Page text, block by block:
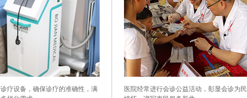
疗设备，确保诊疗的准确性，满
医院经常进行会诊公益活动，彰显会诊为民